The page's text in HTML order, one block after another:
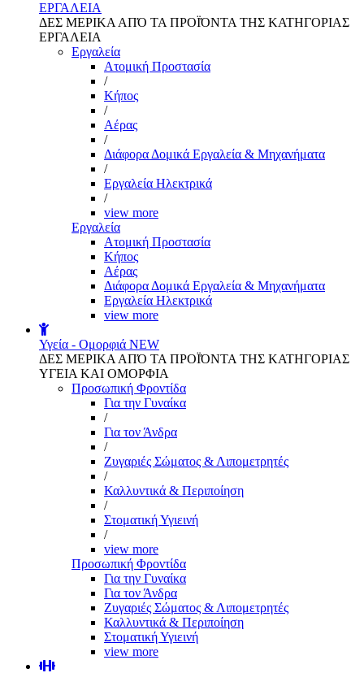
ΕΡΓΑΛΕΙΑ
ΔΕΣ ΜΕΡΙΚΑ ΑΠΌ ΤΑ ΠΡΟΪΌΝΤΑ ΤΗΣ ΚΑΤΗΓΟΡΙΑΣ
ΕΡΓΑΛΕΙΑ
Εργαλεία
Aτομική Προστασία
/
Kήπος
/
Αέρας
/
Διάφορα Δομικά Εργαλεία & Μηχανήματα
/
Εργαλεία Ηλεκτρικά
/
view more
Εργαλεία
Aτομική Προστασία
Kήπος
Αέρας
Διάφορα Δομικά Εργαλεία & Μηχανήματα
Εργαλεία Ηλεκτρικά
view more
Υγεία - Ομορφιά NEW
ΔΕΣ ΜΕΡΙΚΑ ΑΠΌ ΤΑ ΠΡΟΪΌΝΤΑ ΤΗΣ ΚΑΤΗΓΟΡΙΑΣ
ΥΓΕΙΑ ΚΑΙ ΟΜΟΡΦΙΑ
Προσωπική Φροντίδα
Για την Γυναίκα
/
Για τον Άνδρα
/
Ζυγαριές Σώματος & Λιπομετρητές
/
Καλλυντικά & Περιποίηση
/
Στοματική Υγιεινή
/
view more
Προσωπική Φροντίδα
Για την Γυναίκα
Για τον Άνδρα
Ζυγαριές Σώματος & Λιπομετρητές
Καλλυντικά & Περιποίηση
Στοματική Υγιεινή
view more